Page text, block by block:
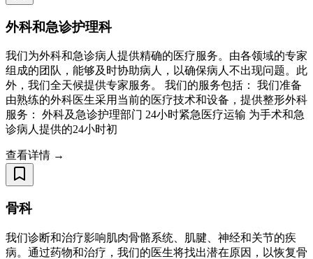
外科和急诊护理科
我们为外科和急诊病人提供精确的医疗服务。由各领域的专家
组成的团队，能够及时协助病人，以确保病人不出现问题。此
外，我们全天候提供专家服务。 我们的服务包括： 我们准备
由熟练的外科医生采用当前的医疗技术和设备，提供整形外科
服务： 外科及急诊护理部门 24小时紧急医疗运输 为手术和急
诊病人提供的24小时初
查看详情 →
骨科
我们诊断和治疗影响肌肉骨骼系统、肌腱、神经和关节的疾
病。通过药物和治疗，我们的医生将找出潜在原因，以恢复骨